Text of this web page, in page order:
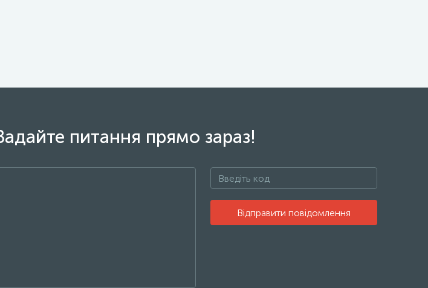
питання прямо зараз!
Відправити повідомлення